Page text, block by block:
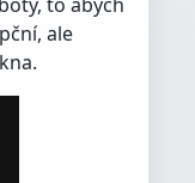
ale